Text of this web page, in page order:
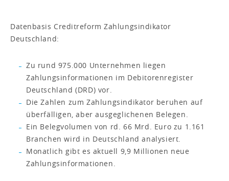
Datenbasis Creditreform Zahlungsindikator
Deutschland:
Zu rund 975.000 Unternehmen liegen
Zahlungsinformationen im Debitorenregister
Deutschland (DRD) vor.
Die Zahlen zum Zahlungsindikator beruhen auf
überfälligen, aber ausgeglichenen Belegen.
Ein Belegvolumen von rd. 66 Mrd. Euro zu 1.161
Branchen wird in Deutschland analysiert.
Monatlich gibt es aktuell 9,9 Millionen neue
Zahlungsinformationen.